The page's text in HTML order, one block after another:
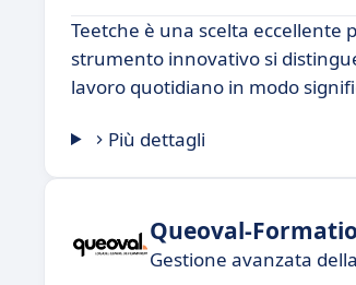
Teetche è una scelta eccellente
strumento innovativo si
lavoro quotidiano in modo
Più dettagli
Queoval-
Gestione avanzata